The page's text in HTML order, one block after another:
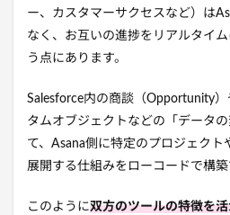
ー、カスタマーサクセスなど）は
なく、お互いの進捗をリアルタイ
う点にあります。
Salesforce内の商談（Opportunity）
タムオブジェクトなどの「データ
て、Asana側に特定のプロジェクト
展開する仕組みをローコードで構築
このように双方のツールの特徴を